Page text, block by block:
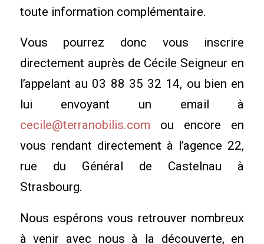
toute information complémentaire.
Vous pourrez donc vous inscrire
directement auprès de Cécile Seigneur en
l’appelant au 03 88 35 32 14, ou bien en
lui envoyant un email à
cecile@terranobilis.com ou encore en
vous rendant directement à l’agence 22,
rue du Général de Castelnau à
Strasbourg.
Nous espérons vous retrouver nombreux
à venir avec nous à la découverte, en